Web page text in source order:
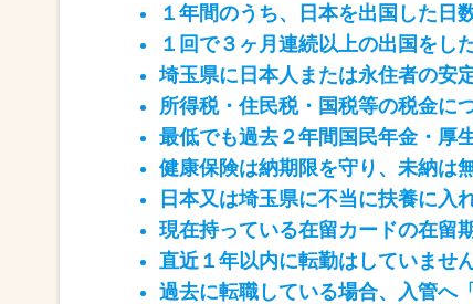
１年間のうち、日本を出国した日
１回で３ヶ月連続以上の出国をし
埼玉県に日本人または永住者の安
所得税・住民税・国税等の税金に
最低でも過去２年間国民年金・厚
健康保険は納期限を守り、未納は
日本又は埼玉県に不当に扶養に入
現在持っている在留カードの在留
直近１年以内に転勤はしていませ
過去に転職している場合、入管へ